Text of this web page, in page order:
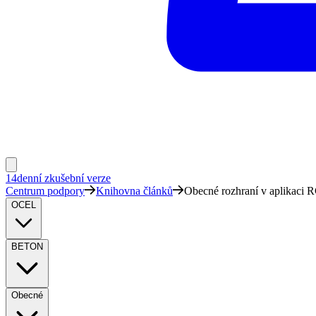
14denní zkušební verze
Centrum podpory
Knihovna článků Obecné rozhraní v aplikaci
OCEL
BETON
Obecné